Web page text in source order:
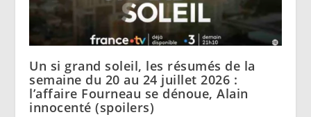
Un si grand soleil, les résumés de la
semaine du 20 au 24 juillet 2026 :
l’affaire Fourneau se dénoue, Alain
innocenté (spoilers)